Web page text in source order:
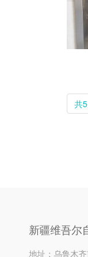
共
新疆维吾尔
地址：乌鲁木